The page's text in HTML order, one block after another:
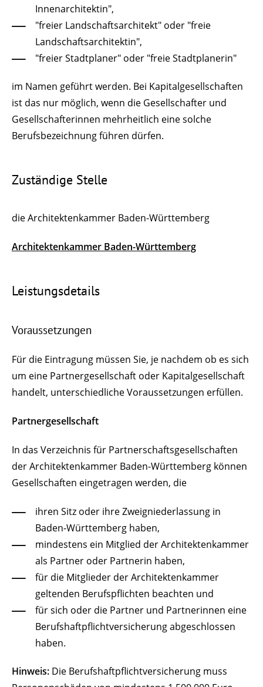
Innenarchitektin",
"freier Landschaftsarchitekt" oder "freie
Landschaftsarchitektin",
"freier Stadtplaner" oder "freie Stadtplanerin"
im Namen geführt werden. Bei Kapitalgesellschaften
ist das nur möglich, wenn die Gesellschafter und
Gesellschafterinnen mehrheitlich eine solche
Berufsbezeichnung führen dürfen.
Zuständige Stelle
die Architektenkammer Baden-Württemberg
Architektenkammer Baden-Württemberg
Leistungsdetails
Voraussetzungen
Für die Eintragung müssen Sie, je nachdem ob es sich
um eine Partnergesellschaft oder Kapitalgesellschaft
handelt, unterschiedliche Voraussetzungen erfüllen.
Partnergesellschaft
In das Verzeichnis für Partnerschaftsgesellschaften
der Architektenkammer Baden-Württemberg können
Gesellschaften eingetragen werden, die
ihren Sitz oder ihre Zweigniederlassung in
Baden-Württemberg haben,
mindestens ein Mitglied der Architektenkammer
als Partner oder Partnerin haben,
für die Mitglieder der Architektenkammer
geltenden Berufspflichten beachten und
für sich oder die Partner und Partnerinnen eine
Berufshaftpflichtversicherung abgeschlossen
haben.
Hinweis: Die Berufshaftpflichtversicherung muss